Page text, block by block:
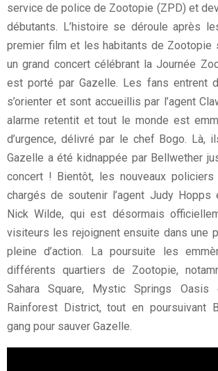
service de police de Zootopie (ZPD) et
débutants. L’histoire se déroule après
premier film et les habitants de Zootopie
un grand concert célébrant la Journée
est porté par Gazelle. Les fans entrent
s’orienter et sont accueillis par l’agent
alarme retentit et tout le monde est
d’urgence, délivré par le chef Bogo. Là,
Gazelle a été kidnappée par Bellwether
concert ! Bientôt, les nouveaux policiers
chargés de soutenir l’agent Judy Hopps
Nick Wilde, qui est désormais
visiteurs les rejoignent ensuite dans une
pleine d’action. La poursuite les
différents quartiers de Zootopie,
Sahara Square, Mystic Springs
Rainforest District, tout en poursuivant
gang pour sauver Gazelle.